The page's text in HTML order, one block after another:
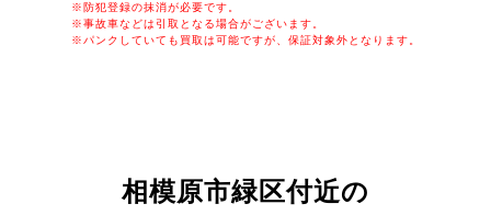
※防犯登録の抹消が必要です。
※事故車などは引取となる場合がございます。
※パンクしていても買取は可能ですが、保証対象外となります。
相模原市緑区付近の